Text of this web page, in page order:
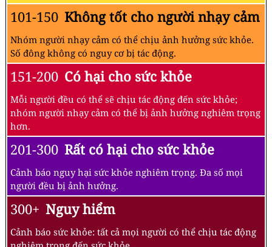
101-150 Không tốt cho người nhạy cảm
Nhóm người nhạy cảm có thể chịu ảnh hưởng sức khỏe.
Số đông không có nguy cơ bị tác động.
151-200 Có hại cho sức khỏe
Mỗi người đều có thể sẽ chịu tác động đến sức khỏe;
nhóm người nhạy cảm có thể bị ảnh hưởng nghiêm trọng
hơn.
201-300 Rất có hại cho sức khỏe
Cảnh báo nguy hại sức khỏe nghiêm trọng. Đa số mọi
người đều bị ảnh hưởng.
300+ Nguy hiểm
Cảnh báo sức khỏe: tất cả mọi người có thể chịu tác động